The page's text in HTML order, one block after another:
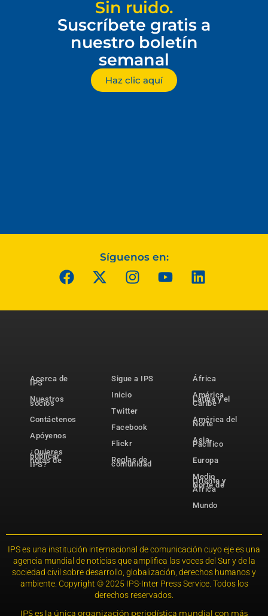
Sin ruido.
Suscríbete gratis a
nuestro boletín
semanal
Haz clic aquí
Síguenos en:
Acerca de
IPS
Nuestros
socios
Contáctenos
Apóyenos
¿Quieres
publicar
notas de
IPS?
Sigue a IPS
Inicio
Twitter
Facebook
Flickr
Reglas de
comunidad
África
América
Latina y el
Caribe
América del
Norte
Asia-
Pacífico
Europa
Medio
Oriente y
Norte de
África
Mundo
IPS es una institución internacional de comunicación cuyo eje es una
agencia mundial de noticias que amplifica las voces del Sur y de la
sociedad civil sobre desarrollo, globalización, derechos humanos y
ambiente. Copyright © 2025 IPS-Inter Press Service. Todos los
derechos reservados.
IPS es la única organización periodística mundial con más